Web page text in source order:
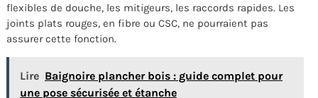
flexibles de douche, les mitigeurs, les raccords rapides. Les
joints plats rouges, en fibre ou CSC, ne pourraient pas
assurer cette fonction.
Lire Baignoire plancher bois : guide complet pour
une pose sécurisée et étanche